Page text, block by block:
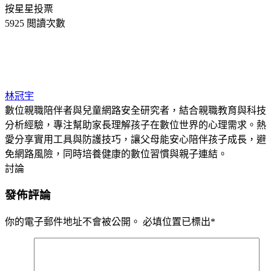
按星星投票
5925 閲讀次數
林冠宇
數位親職陪伴者與兒童網路安全研究者，結合親職教育與科技
分析經驗，專注幫助家長理解孩子在數位世界的心理需求。熱
愛分享實用工具與防護技巧，讓父母能安心陪伴孩子成長，避
免網路風險，同時培養健康的數位習慣與親子連結。
討論
發佈評論
你的電子郵件地址不會被公開。 必填位置已標出*